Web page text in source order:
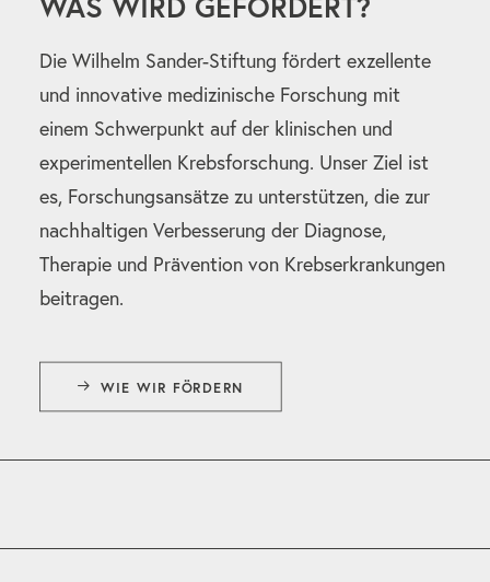
Die Wilhelm Sander-Stiftung fördert exzellente
und innovative medizinische Forschung mit
einem Schwerpunkt auf der klinischen und
experimentellen Krebsforschung. Unser Ziel ist
es, Forschungsansätze zu unterstützen, die zur
nachhaltigen Verbesserung der Diagnose,
Therapie und Prävention von Krebserkrankungen
beitragen.
WIE WIR FÖRDERN